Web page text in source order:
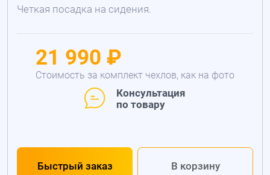
Четкая посадка на сидения.
21 990 ₽
Стоимость за комплект чехлов, как на фото
Консультация
по товару
Быстрый заказ В корзину